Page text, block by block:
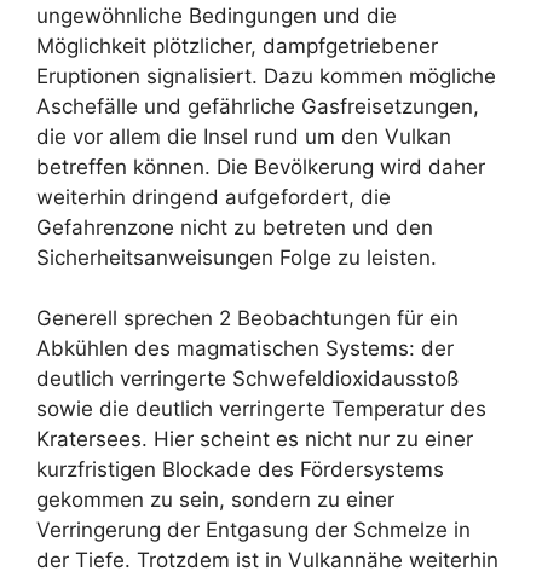
ungewöhnliche Bedingungen und die
Möglichkeit plötzlicher, dampfgetriebener
Eruptionen signalisiert. Dazu kommen mögliche
Aschefälle und gefährliche Gasfreisetzungen,
die vor allem die Insel rund um den Vulkan
betreffen können. Die Bevölkerung wird daher
weiterhin dringend aufgefordert, die
Gefahrenzone nicht zu betreten und den
Sicherheitsanweisungen Folge zu leisten.
Generell sprechen 2 Beobachtungen für ein
Abkühlen des magmatischen Systems: der
deutlich verringerte Schwefeldioxidausstoß
sowie die deutlich verringerte Temperatur des
Kratersees. Hier scheint es nicht nur zu einer
kurzfristigen Blockade des Fördersystems
gekommen zu sein, sondern zu einer
Verringerung der Entgasung der Schmelze in
der Tiefe. Trotzdem ist in Vulkannähe weiterhin